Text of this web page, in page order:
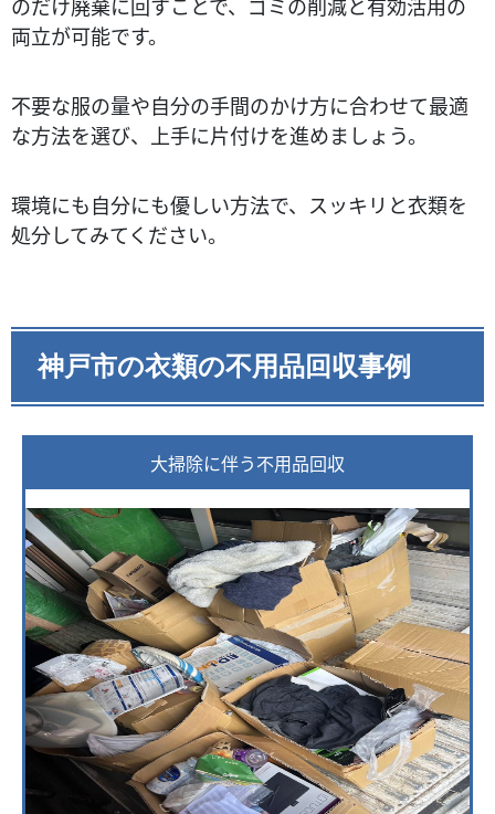
両立が可能です。
不要な服の量や自分の手間のかけ方に合わせて最適
な方法を選び、上手に片付けを進めましょう。
環境にも自分にも優しい方法で、スッキリと衣類を
処分してみてください。
神戸市の衣類の不用品回収事例
大掃除に伴う不用品回収